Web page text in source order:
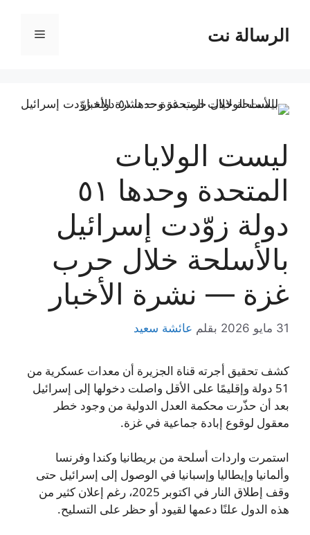
المحتوىالرسالة نت القائمة
ليست الولايات
المتحدة وحدها ٥١
دولة زوّدت إسرائيل
بالأسلحة خلال حرب
غزة — نشرة الأخبار
31 مايو 2026 بقلم عائشة سعيد
كشف تحقيق أجرته قناة الجزيرة أن معدات عسكرية من
51 دولة وإقليمًا على الأقل واصلت دخولها إلى إسرائيل
بعد أن حذّرت محكمة العدل الدولية من وجود خطر
معقول لوقوع إبادة جماعية في غزة.
استمرت واردات أسلحة من بريطانيا وكندا وفرنسا
وألمانيا وإيطاليا وإسبانيا في الوصول إلى إسرائيل حتى
وقف إطلاق النار في اكتوبر 2025، رغم إعلان كثير من
هذه الدول علنًا دعمها لقيود أو حظر على التسليح.